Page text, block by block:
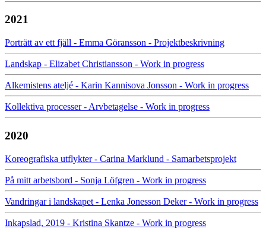
2021
Porträtt av ett fjäll - Emma Göransson - Projektbeskrivning
Landskap - Elizabet Christiansson - Work in progress
Alkemistens ateljé - Karin Kannisova Jonsson - Work in progress
Kollektiva processer - Arvbetagelse - Work in progress
2020
Koreografiska utflykter - Carina Marklund - Samarbetsprojekt
På mitt arbetsbord - Sonja Löfgren - Work in progress
Vandringar i landskapet - Lenka Jonesson Deker - Work in progress
Inkapslad, 2019 - Kristina Skantze - Work in progress